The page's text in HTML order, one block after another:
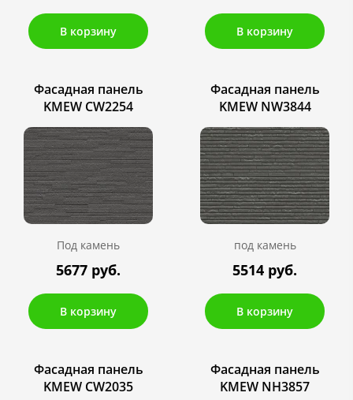
В корзину В корзину
Фасадная панель
KMEW CW2254
Под камень
5677 руб.
В корзину
Фасадная панель
KMEW NW3844
под камень
5514 руб.
В корзину
Фасадная панель
KMEW CW2035
Фасадная панель
KMEW NH3857